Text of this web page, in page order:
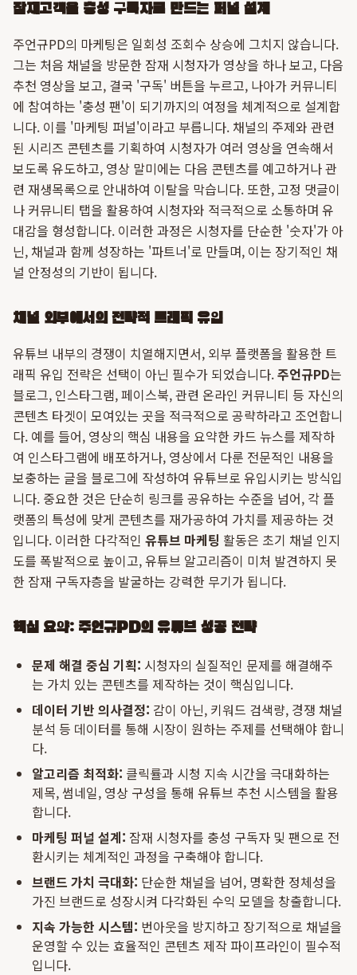
잠재고객을 충성 구독자로 만드는 퍼널 설계
주언규PD의 마케팅은 일회성 조회수 상승에 그치지 않습니다.
그는 처음 채널을 방문한 잠재 시청자가 영상을 하나 보고, 다음
추천 영상을 보고, 결국 '구독' 버튼을 누르고, 나아가 커뮤니티
에 참여하는 '충성 팬'이 되기까지의 여정을 체계적으로 설계합
니다. 이를 '마케팅 퍼널'이라고 부릅니다. 채널의 주제와 관련
된 시리즈 콘텐츠를 기획하여 시청자가 여러 영상을 연속해서
보도록 유도하고, 영상 말미에는 다음 콘텐츠를 예고하거나 관
련 재생목록으로 안내하여 이탈을 막습니다. 또한, 고정 댓글이
나 커뮤니티 탭을 활용하여 시청자와 적극적으로 소통하며 유
대감을 형성합니다. 이러한 과정은 시청자를 단순한 '숫자'가 아
닌, 채널과 함께 성장하는 '파트너'로 만들며, 이는 장기적인 채
널 안정성의 기반이 됩니다.
채널 외부에서의 전략적 트래픽 유입
유튜브 내부의 경쟁이 치열해지면서, 외부 플랫폼을 활용한 트
래픽 유입 전략은 선택이 아닌 필수가 되었습니다.주언규PD는
블로그, 인스타그램, 페이스북, 관련 온라인 커뮤니티 등 자신의
콘텐츠 타겟이 모여있는 곳을 적극적으로 공략하라고 조언합니
다. 예를 들어, 영상의 핵심 내용을 요약한 카드 뉴스를 제작하
여 인스타그램에 배포하거나, 영상에서 다룬 전문적인 내용을
보충하는 글을 블로그에 작성하여 유튜브로 유입시키는 방식입
니다. 중요한 것은 단순히 링크를 공유하는 수준을 넘어, 각 플
랫폼의 특성에 맞게 콘텐츠를 재가공하여 가치를 제공하는 것
입니다. 이러한 다각적인 유튜브 마케팅 활동은 초기 채널 인지
도를 폭발적으로 높이고, 유튜브 알고리즘이 미처 발견하지 못
한 잠재 구독자층을 발굴하는 강력한 무기가 됩니다.
핵심 요약: 주언규PD의 유튜브 성공 전략
문제 해결 중심 기획: 시청자의 실질적인 문제를 해결해주
는 가치 있는 콘텐츠를 제작하는 것이 핵심입니다.
데이터 기반 의사결정: 감이 아닌, 키워드 검색량, 경쟁 채널
분석 등 데이터를 통해 시장이 원하는 주제를 선택해야 합니
다.
알고리즘 최적화: 클릭률과 시청 지속 시간을 극대화하는
제목, 썸네일, 영상 구성을 통해 유튜브 추천 시스템을 활용
합니다.
마케팅 퍼널 설계: 잠재 시청자를 충성 구독자 및 팬으로 전
환시키는 체계적인 과정을 구축해야 합니다.
브랜드 가치 극대화: 단순한 채널을 넘어, 명확한 정체성을
가진 브랜드로 성장시켜 다각화된 수익 모델을 창출합니다.
지속 가능한 시스템: 번아웃을 방지하고 장기적으로 채널을
운영할 수 있는 효율적인 콘텐츠 제작 파이프라인이 필수적
입니다.